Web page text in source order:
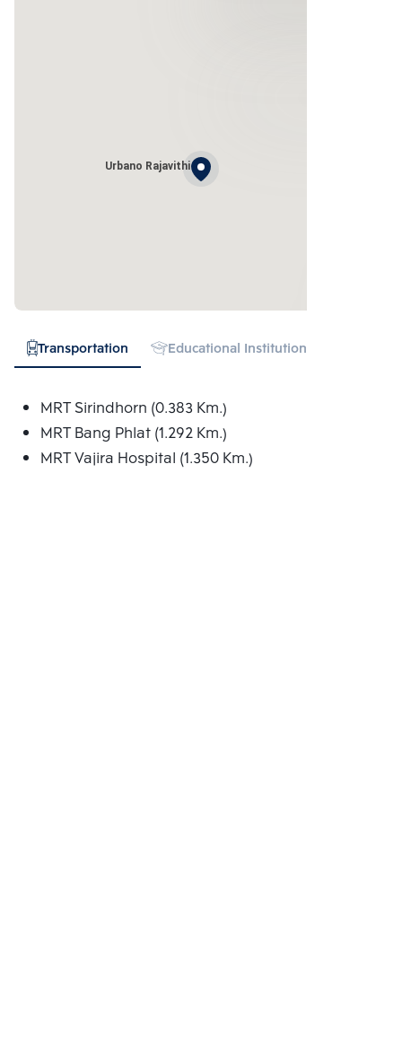
Urbano Rajavithi
Transportation Educational Institution
MRT Sirindhorn (0.383 Km.)
MRT Bang Phlat (1.292 Km.)
MRT Vajira Hospital (1.350 Km.)